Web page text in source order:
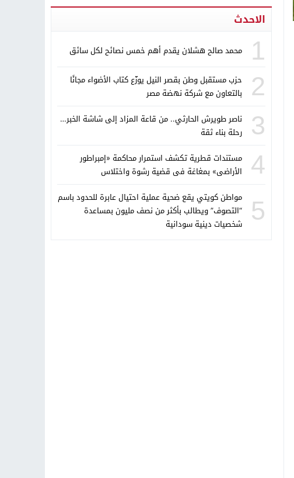
الاحدث
1 محمد صالح هشلان يقدم أهم خمس نصائح لكل سائق
2
حزب مستقبل وطن بقصر النيل يوزّع كتاب الأضواء مجانًا
بالتعاون مع شركة نهضة مصر
3
ناصر طويرش الحارثي.. من قاعة المزاد إلى شاشة الخبر…
رحلة بناء ثقة
4
مستندات قطرية تكشف استمرار محاكمة «إمبراطور
الأراضى» بمغاغة فى قضية رشوة واختلاس
5
مواطن كويتي يقع ضحية عملية احتيال عابرة للحدود باسم
“التصوف” ويطالب بأكثر من نصف مليون بمساعدة
شخصيات دينية سودانية